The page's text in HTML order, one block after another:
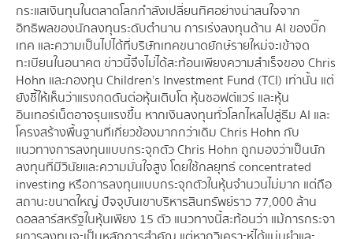
กระแสเงินทุนในตลาดโลกกำลังเปลี่ยนทิศอย่างน่าสนใจจาก
อิทธิพลของนักลงทุนระดับตำนาน การเร่งลงทุนด้าน AI ของบิ๊ก
เทค และความเป็นไปได้ที่บริษัทเทคขนาดยักษ์รายใหม่จะเข้าจด
ทะเบียนในอนาคต ข่าวนี้จึงไม่ได้สะท้อนเพียงความสำเร็จของ Chris
Hohn และกองทุน Children’s Investment Fund (TCI) เท่านั้น แต่
ยังชี้ให้เห็นว่าแรงกดดันต่อหุ้นเติบโต หุ้นซอฟต์แวร์ และหุ้น
อินเทอร์เน็ตอาจรุนแรงขึ้น หากเงินลงทุนทั่วโลกไหลไปสู่ธีม AI และ
โครงสร้างพื้นฐานที่เกี่ยวข้องมากกว่าเดิม Chris Hohn กับ
แนวทางการลงทุนแบบกระจุกตัว Chris Hohn ถูกมองว่าเป็นนัก
ลงทุนที่มีวินัยและความมั่นใจสูง โดยใช้กลยุทธ์ concentrated
investing หรือการลงทุนแบบกระจุกตัวในหุ้นจำนวนไม่มาก แต่ถือ
สถานะขนาดใหญ่ ปัจจุบันเขาบริหารสินทรัพย์ราว 77,000 ล้าน
ดอลลาร์สหรัฐ ในหุ้นเพียง 15 ตัว แนวทางนี้สะท้อนว่า แม้การกระจา